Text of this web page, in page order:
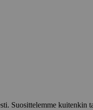
Suosittelemme kuitenkin